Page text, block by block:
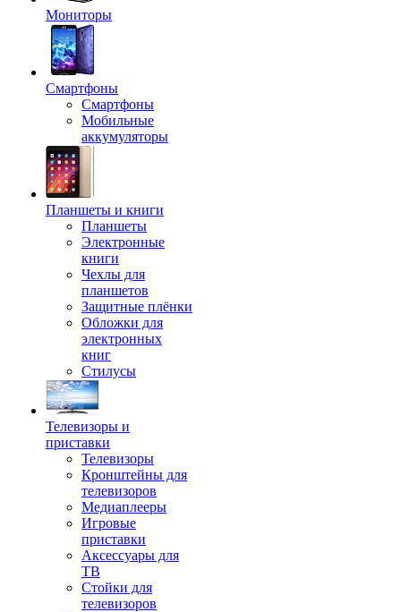
Мониторы
Смартфоны
Смартфоны
Мобильные
аккумуляторы
Планшеты и книги
Планшеты
Электронные
книги
Чехлы для
планшетов
Защитные плёнки
Обложки для
электронных
книг
Стилусы
Телевизоры и
приставки
Телевизоры
Кронштейны для
телевизоров
Медиаплееры
Игровые
приставки
Аксессуары для
ТВ
Стойки для
телевизоров